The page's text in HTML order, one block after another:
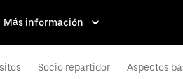
Más información
Socio repartidor Aspectos